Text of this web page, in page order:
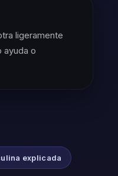
ligeramente
ayuda o
explicada